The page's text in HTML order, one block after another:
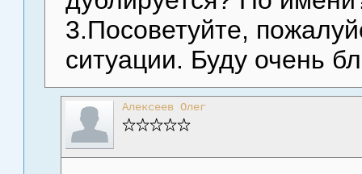
3.Посоветуйте,
ситуации. Буду очень
Алексеев Олег